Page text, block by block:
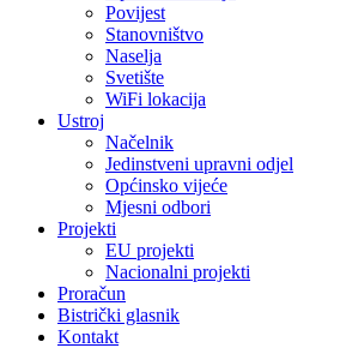
Povijest
Stanovništvo
Naselja
Svetište
WiFi lokacija
Ustroj
Načelnik
Jedinstveni upravni odjel
Općinsko vijeće
Mjesni odbori
Projekti
EU projekti
Nacionalni projekti
Proračun
Bistrički glasnik
Kontakt